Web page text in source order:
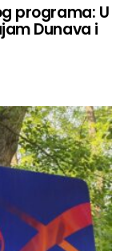
programa: U
Dunava i